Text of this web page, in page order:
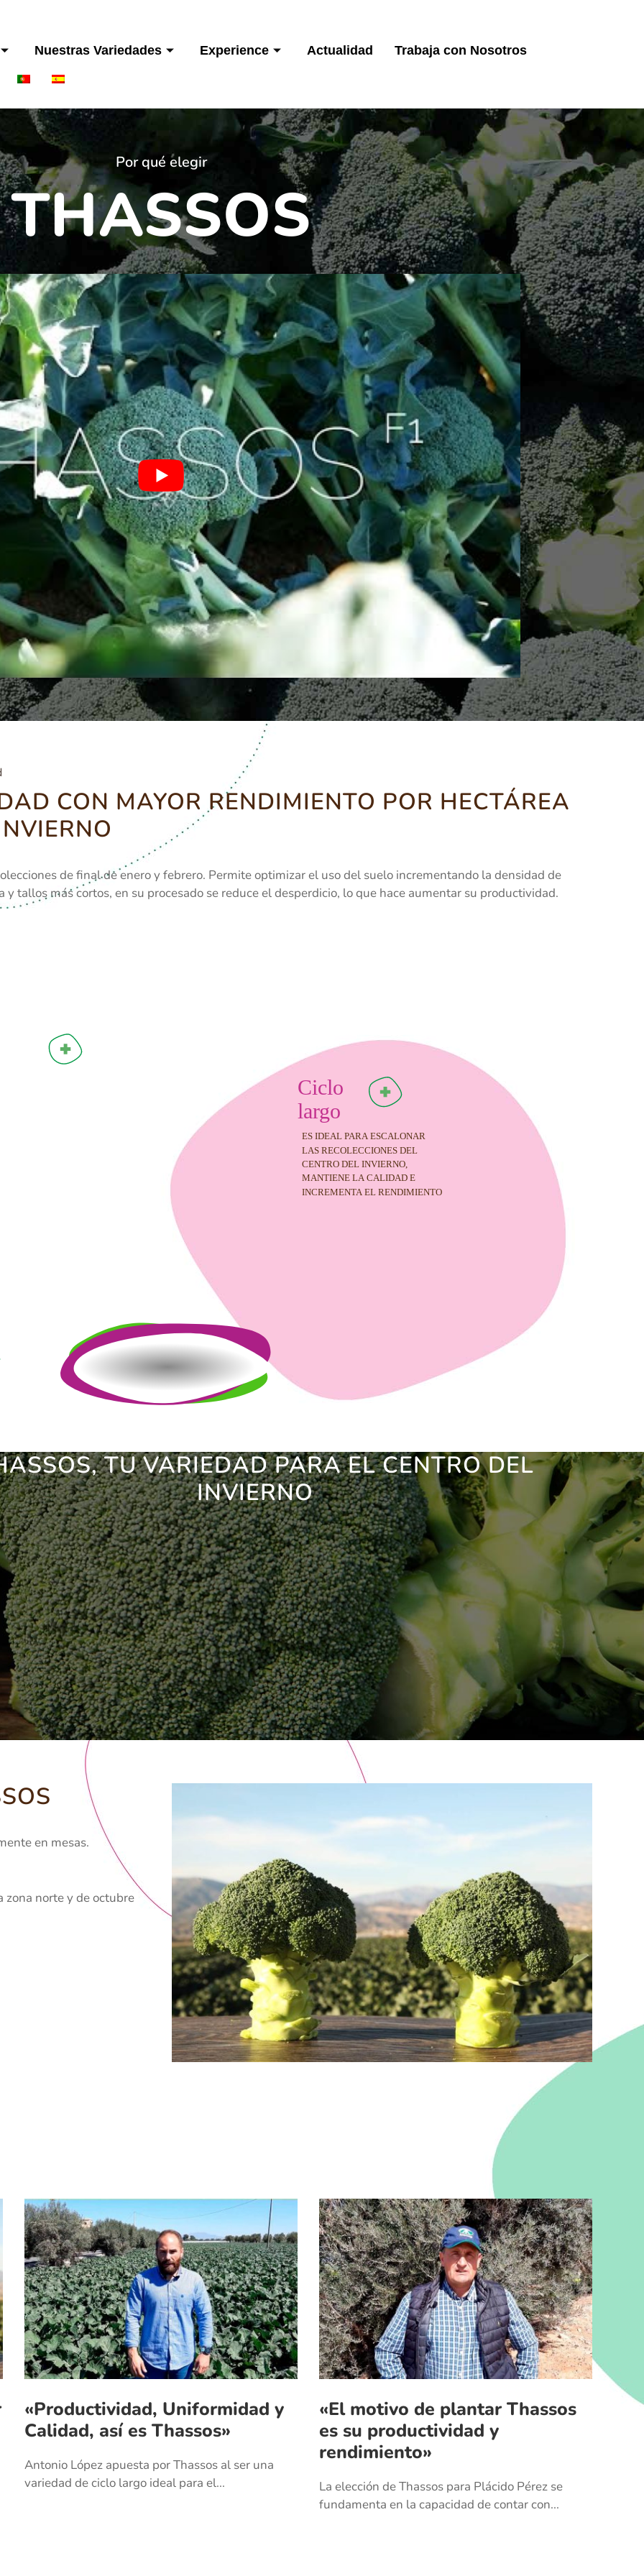
Nuestras Variedades Experience Actualidad Trabaja con Nosotros
Por qué elegir
THASSOS
CON MAYOR RENDIMIENTO POR HECTÁREA
de final de enero y febrero. Permite optimizar el uso del suelo incrementando la densidad de
tallos más cortos, en su procesado se reduce el desperdicio, lo que hace aumentar su productividad.
TU VARIEDAD PARA EL CENTRO DEL
INVIERNO
en mesas.
zona norte y de octubre
«Productividad, Uniformidad y
Calidad, así es Thassos»
Antonio López apuesta por Thassos al ser una
variedad de ciclo largo ideal para el...
«El motivo de plantar Thassos
es su productividad y
rendimiento»
La elección de Thassos para Plácido Pérez se
fundamenta en la capacidad de contar con...